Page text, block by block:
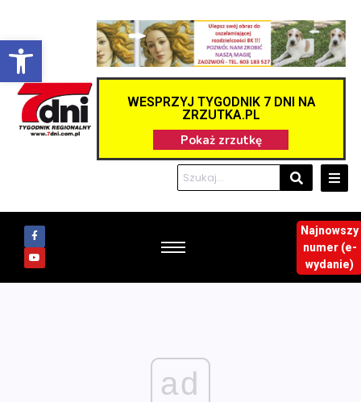
Otwórz pasek narzędzi
WESPRZYJ TYGODNIK 7 DNI NA
ZRZUTKA.PL
Najnowszy
numer (e-
wydanie)
ad